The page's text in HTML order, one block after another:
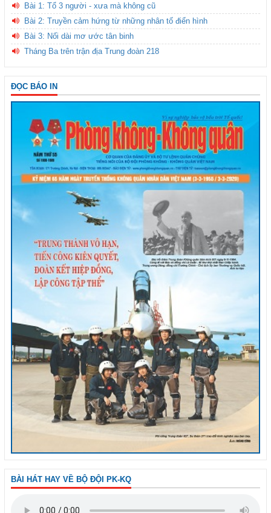
Bài 1: Tổ 3 người - xưa mà không cũ
Bài 2: Truyền cảm hứng từ những nhân tố điển hình
Bài 3: Nối dài mơ ước tân binh
Tháng Ba trên trận địa Trung đoàn 218
ĐỌC BÁO IN
BÀI HÁT HAY VỀ BỘ ĐỘI PK-KQ